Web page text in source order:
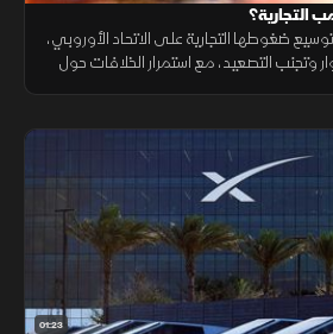
التجارية؟
ضغوطها التجارية على الاتحاد الأوروبي،
وتجنب التصعيد، مع استمرار الخلافات حول
01:23